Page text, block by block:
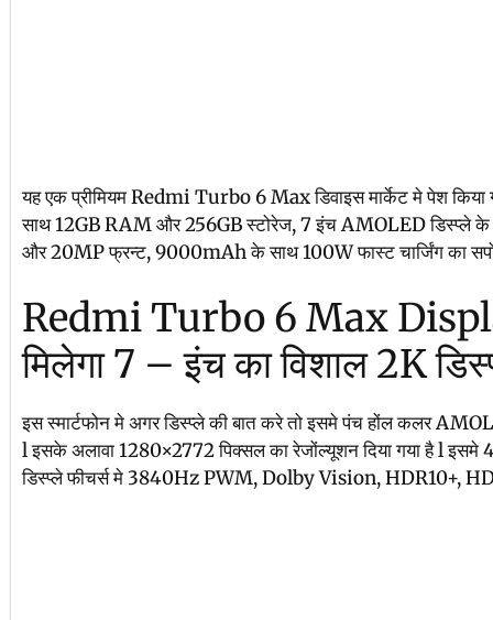
यह एक प्रीमियम Redmi Turbo 6 Max डिवाइस मार्केट मे पेश
साथ 12GB RAM और 256GB स्टोरेज, 7 इंच AMOLED डिस्प्ले
और 20MP फ्रन्ट, 9000mAh के साथ 100W फास्ट चार्जिंग का
Redmi Turbo 6 Max
मिलेगा 7 – इंच का विशाल 2K
इस स्मार्टफोन मे अगर डिस्प्ले की बात करे तो इसमे पंच होंल कलर
l इसके अलावा 1280×2772 पिक्सल का रेजोंल्यूशन दिया गया है l
डिस्प्ले फीचर्स मे 3840Hz PWM, Dolby Vision, HDR10+,